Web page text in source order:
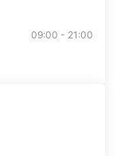
09:00 - 21:00